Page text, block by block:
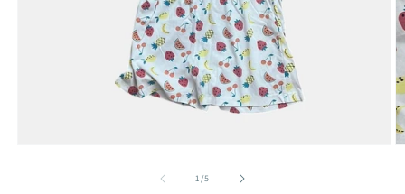
1/de
5